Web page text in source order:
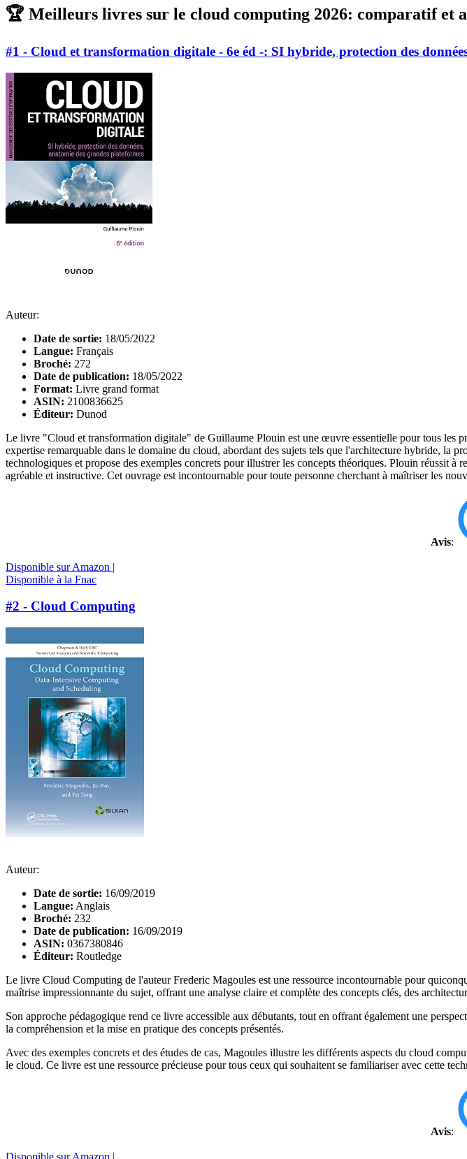
🏆 Meilleurs livres sur le cloud computing 2026: comparatif et
#1 - Cloud et transformation digitale - 6e éd -: SI hybride, protection des
Auteur:
Date de sortie: 18/05/2022
Langue: Français
Broché: 272
Date de publication: 18/05/2022
Format: Livre grand format
ASIN: 2100836625
Éditeur: Dunod
Le livre "Cloud et transformation digitale" de Guillaume Plouin est une œuvre essentielle pour tous les
expertise remarquable dans le domaine du cloud, abordant des sujets tels que l'architecture hybride, la
technologiques et propose des exemples concrets pour illustrer les concepts théoriques. Plouin réussit
agréable et instructive. Cet ouvrage est incontournable pour toute personne cherchant à maîtriser les
Avis:
Disponible sur Amazon |
Disponible à la Fnac
#2 - Cloud Computing
Auteur:
Date de sortie: 16/09/2019
Langue: Anglais
Broché: 232
Date de publication: 16/09/2019
ASIN: 0367380846
Éditeur: Routledge
Le livre Cloud Computing de l'auteur Frederic Magoules est une ressource incontournable pour
maîtrise impressionnante du sujet, offrant une analyse claire et complète des concepts clés, des
Son approche pédagogique rend ce livre accessible aux débutants, tout en offrant également une
la compréhension et la mise en pratique des concepts présentés.
Avec des exemples concrets et des études de cas, Magoules illustre les différents aspects du cloud
le cloud. Ce livre est une ressource précieuse pour tous ceux qui souhaitent se familiariser avec cette
Avis: